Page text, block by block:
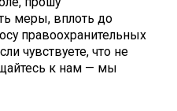
меры, вплоть до
правоохранительных
чувствуете, что не
к нам — мы